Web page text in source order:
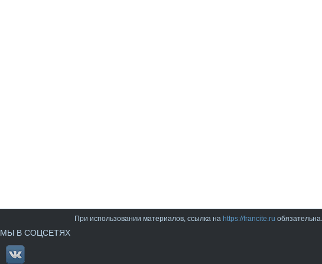
При использовании материалов, ссылка на https://francite.ru обязательна.
МЫ В СОЦСЕТЯХ